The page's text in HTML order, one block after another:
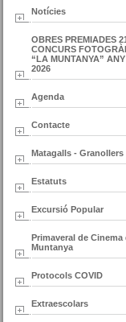
Notícies
OBRES PREMIADES
CONCURS
“LA MUNTANYA” ANY
2026
Agenda
Contacte
Matagalls - Granollers
Estatuts
Excursió Popular
Primaveral de Cinema
Muntanya
Protocols COVID
Extraescolars